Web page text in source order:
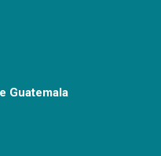
Guatemala